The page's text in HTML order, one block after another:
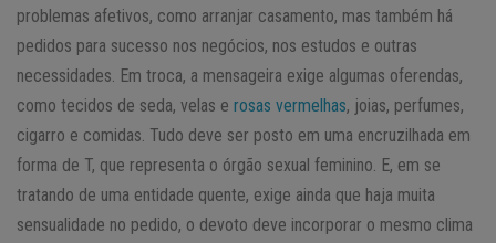
problemas afetivos, como arranjar casamento, mas também há
pedidos para sucesso nos negócios, nos estudos e outras
necessidades. Em troca, a mensageira exige algumas oferendas,
como tecidos de seda, velas e rosas vermelhas, joias, perfumes,
cigarro e comidas. Tudo deve ser posto em uma encruzilhada em
forma de T, que representa o órgão sexual feminino. E, em se
tratando de uma entidade quente, exige ainda que haja muita
sensualidade no pedido, o devoto deve incorporar o mesmo clima